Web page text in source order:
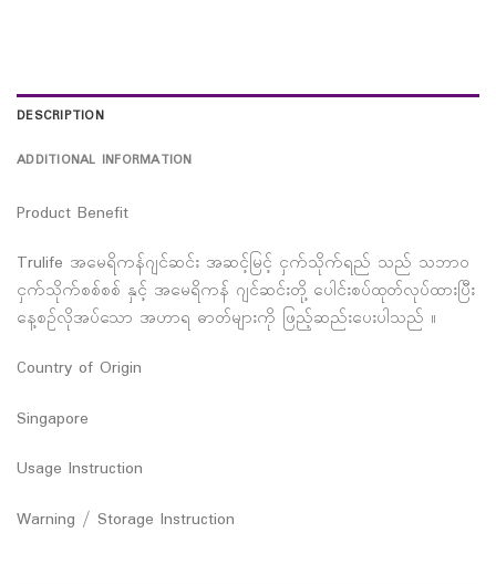
DESCRIPTION
ADDITIONAL INFORMATION
Product Benefit
Trulife အမေရိကန်ဂျင်ဆင်း အဆင့်မြင့် ငှက်သိုက်ရည် သည် သဘာ၀
ငှက်သိုက်စစ်စစ် နှင့် အမေရိကန် ဂျင်ဆင်းတို့ ပေါင်းစပ်ထုတ်လုပ်ထားပြီး
နေ့စဉ်လိုအပ်သော အဟာရ ဓာတ်များကို ဖြည့်ဆည်းပေးပါသည် ။
Country of Origin
Singapore
Usage Instruction
Warning / Storage Instruction